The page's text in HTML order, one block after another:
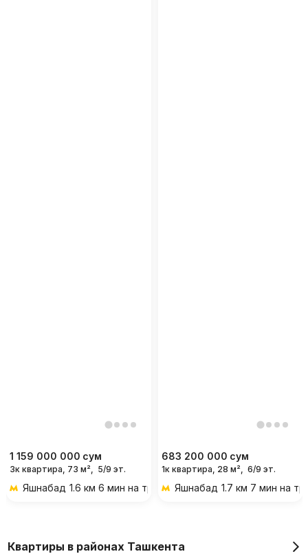
1 159 000 000 сум
3к квартира, 73 м², 5/9 эт.
Яшнабад 1.6 км 6 мин на транспорте
683 200 000 сум
1к квартира, 28 м², 6/9 эт.
Яшнабад 1.7 км 7 мин на
Квартиры в районах Ташкента